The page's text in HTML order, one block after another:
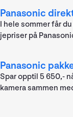
Panasonic
I hele sommer får
jepriser på
Panasonic
Spar opptil 5 650,-
kamera sammen